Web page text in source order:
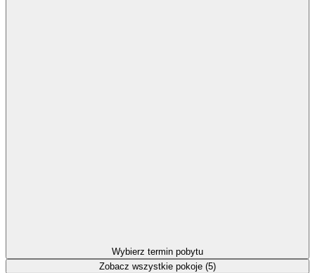
Wybierz termin pobytu
Zobacz wszystkie pokoje (5)